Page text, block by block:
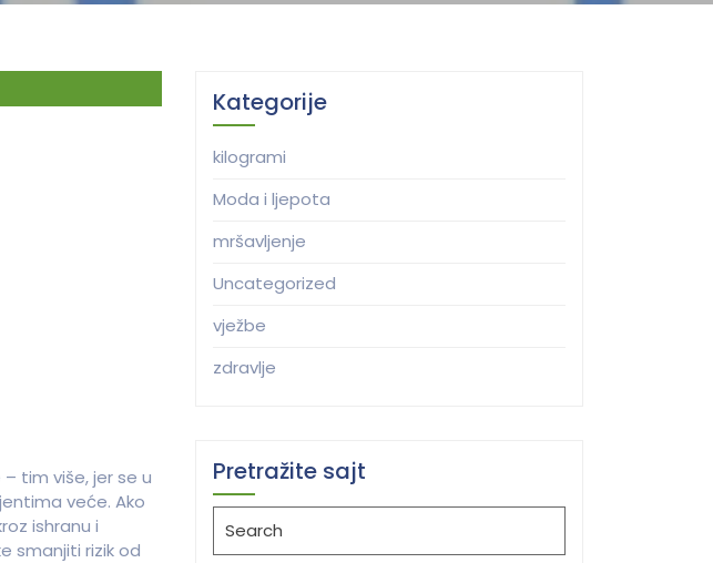
tim više, jer se u
veće. Ako
ishranu i
smanjiti rizik od
Kategorije
kilogrami
Moda i ljepota
mršavljenje
Uncategorized
vježbe
zdravlje
Pretražite sajt
for: